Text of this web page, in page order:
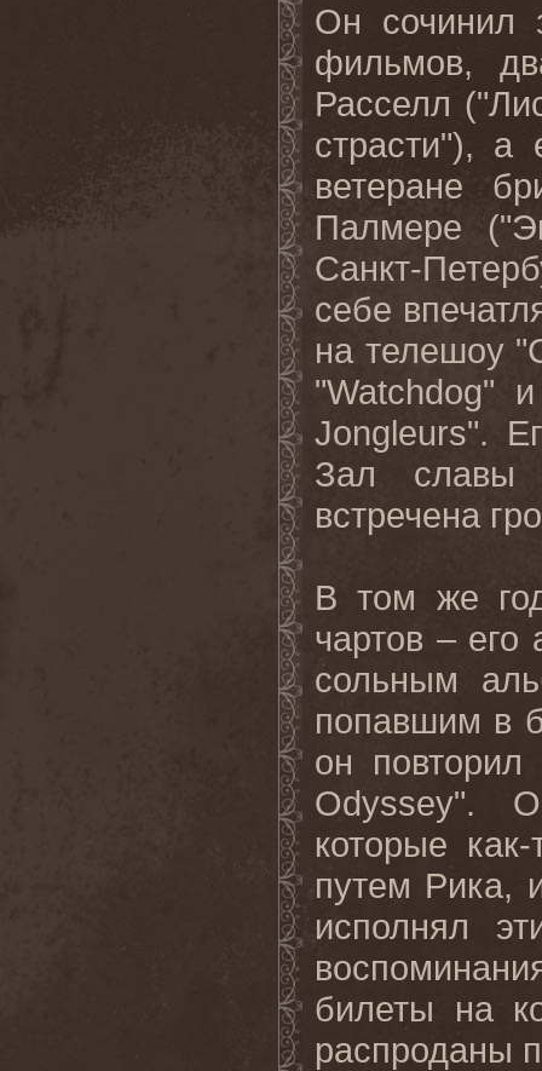
Он сочинил
фильмов,
Расселл
страсти"),
ветеране
Палмере
Санкт-
себе
на телешоу
"Watchdog"
Jongleurs".
Зал славы
встречена
В том же
чартов –
сольным
попавшим в
он
Odyssey".
которые
путем Рика,
исполнял
билеты на
распроданы